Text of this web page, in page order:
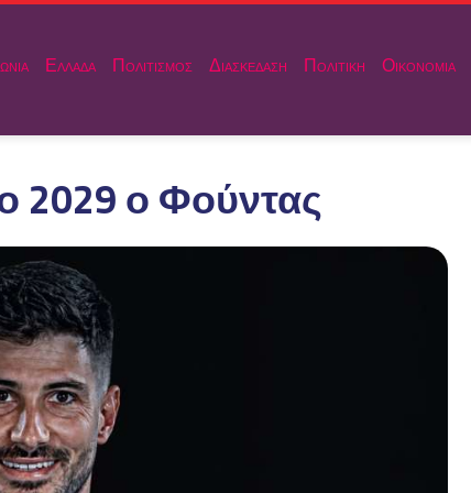
Ελλαδα Πολιτισμος Διασκεδαση Πολιτικη Οικονομια
ο Φούντας